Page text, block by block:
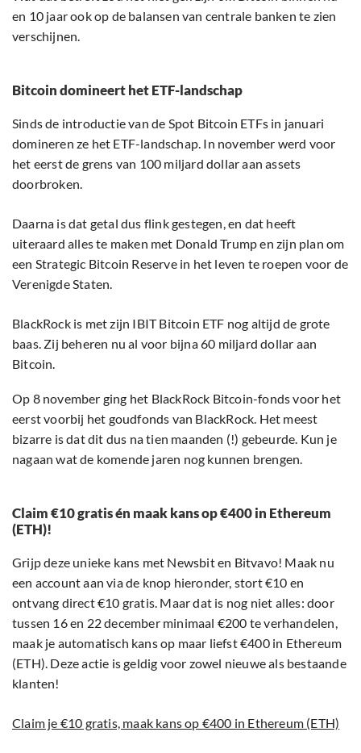
en 10 jaar ook op de balansen van centrale banken te zien
verschijnen.
Bitcoin domineert het ETF-landschap
Sinds de introductie van de Spot Bitcoin ETFs in januari
domineren ze het ETF-landschap. In november werd voor
het eerst de grens van 100 miljard dollar aan assets
doorbroken.
Daarna is dat getal dus flink gestegen, en dat heeft
uiteraard alles te maken met Donald Trump en zijn plan om
een Strategic Bitcoin Reserve in het leven te roepen voor de
Verenigde Staten.
BlackRock is met zijn IBIT Bitcoin ETF nog altijd de grote
baas. Zij beheren nu al voor bijna 60 miljard dollar aan
Bitcoin.
Op 8 november ging het BlackRock Bitcoin-fonds voor het
eerst voorbij het goudfonds van BlackRock. Het meest
bizarre is dat dit dus na tien maanden (!) gebeurde. Kun je
nagaan wat de komende jaren nog kunnen brengen.
Claim €10 gratis én maak kans op €400 in Ethereum
(ETH)!
Grijp deze unieke kans met Newsbit en Bitvavo! Maak nu
een account aan via de knop hieronder, stort €10 en
ontvang direct €10 gratis. Maar dat is nog niet alles: door
tussen 16 en 22 december minimaal €200 te verhandelen,
maak je automatisch kans op maar liefst €400 in Ethereum
(ETH). Deze actie is geldig voor zowel nieuwe als bestaande
klanten!
Claim je €10 gratis, maak kans op €400 in Ethereum (ETH)